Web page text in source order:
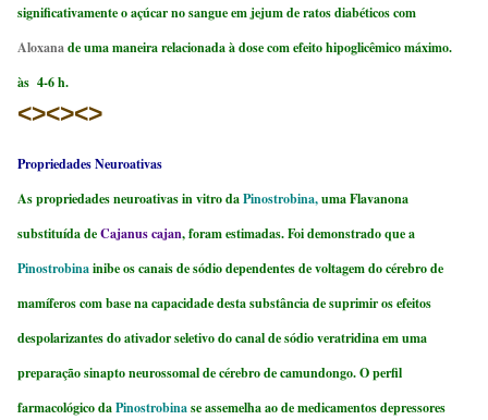
significativamente o açúcar no sangue em jejum de ratos diabéticos com
Aloxanade uma maneira relacionada à dose com efeito hipoglicêmico máximo.
às 4-6 h.
<><><>
Propriedades Neuroativas
As propriedades neuroativas in vitro daPinostrobina,uma Flavanona
substituída deCajanus cajan, foram estimadas. Foi demonstrado que a
Pinostrobinainibe os canais de sódio dependentes de voltagem do cérebro de
mamíferos com base na capacidade desta substância de suprimir os efeitos
despolarizantes do ativador seletivo do canal de sódio veratridina em uma
preparação sinapto neurossomal de cérebro de camundongo. O perfil
farmacológico daPinostrobinase assemelha ao de medicamentos depressores